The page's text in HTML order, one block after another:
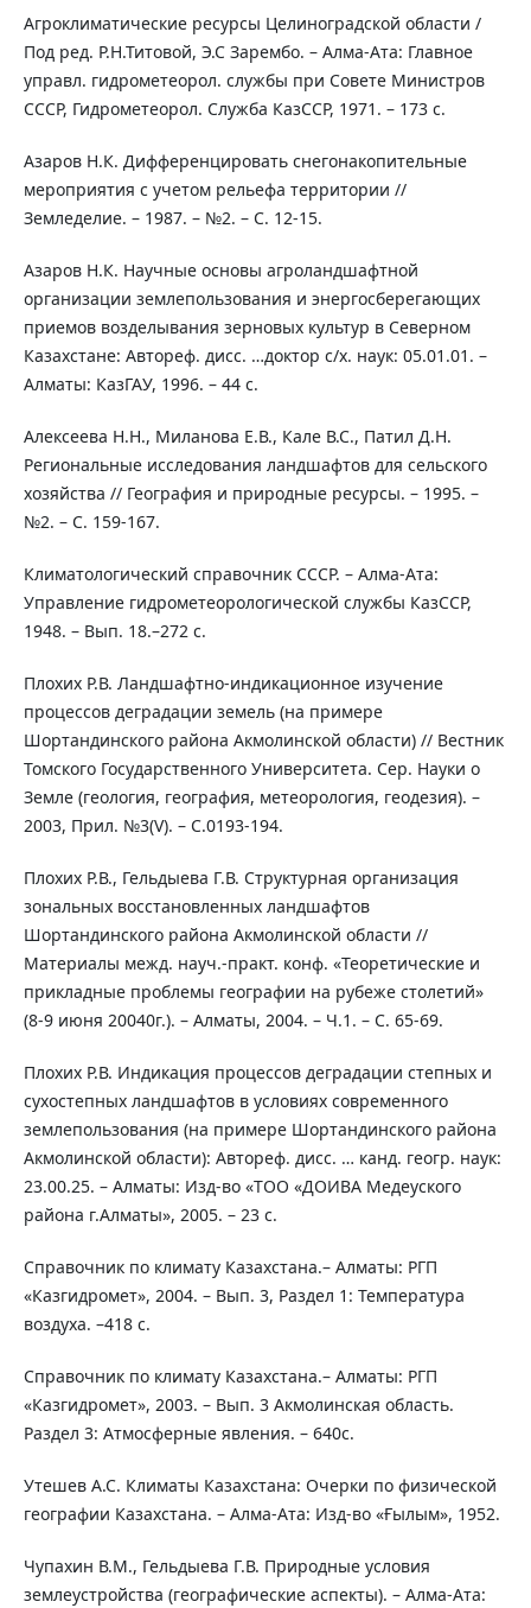
Агроклиматические ресурсы Целиноградской области /
Под ред. Р.Н.Титовой, Э.С Зарембо. – Алма-Ата: Главное
управл. гидрометеорол. службы при Совете Министров
СССР, Гидрометеорол. Служба КазССР, 1971. – 173 с.
Азаров Н.К. Дифференцировать снегонакопительные
мероприятия с учетом рельефа территории //
Земледелие. – 1987. – №2. – С. 12-15.
Азаров Н.К. Научные основы агроландшафтной
организации землепользования и энергосберегающих
приемов возделывания зерновых культур в Северном
Казахстане: Автореф. дисс. …доктор с/х. наук: 05.01.01. –
Алматы: КазГАУ, 1996. – 44 с.
Алексеева Н.Н., Миланова Е.В., Кале В.С., Патил Д.Н.
Региональные исследования ландшафтов для сельского
хозяйства // География и природные ресурсы. – 1995. –
№2. – С. 159-167.
Климатологический справочник СССР. – Алма-Ата:
Управление гидрометеорологической службы КазССР,
1948. – Вып. 18.–272 с.
Плохих Р.В. Ландшафтно-индикационное изучение
процессов деградации земель (на примере
Шортандинского района Акмолинской области) // Вестник
Томского Государственного Университета. Сер. Науки о
Земле (геология, география, метеорология, геодезия). –
2003, Прил. №3(V). – С.0193-194.
Плохих Р.В., Гельдыева Г.В. Структурная организация
зональных восстановленных ландшафтов
Шортандинского района Акмолинской области //
Материалы межд. науч.-практ. конф. «Теоретические и
прикладные проблемы географии на рубеже столетий»
(8-9 июня 20040г.). – Алматы, 2004. – Ч.1. – С. 65-69.
Плохих Р.В. Индикация процессов деградации степных и
сухостепных ландшафтов в условиях современного
землепользования (на примере Шортандинского района
Акмолинской области): Автореф. дисс. … канд. геогр. наук:
23.00.25. – Алматы: Изд-во «ТОО «ДОИВА Медеуского
района г.Алматы», 2005. – 23 с.
Справочник по климату Казахстана.– Алматы: РГП
«Казгидромет», 2004. – Вып. 3, Раздел 1: Температура
воздуха. –418 с.
Справочник по климату Казахстана.– Алматы: РГП
«Казгидромет», 2003. – Вып. 3 Акмолинская область.
Раздел 3: Атмосферные явления. – 640с.
Утешев А.С. Климаты Казахстана: Очерки по физической
географии Казахстана. – Алма-Ата: Изд-во «Ғылым», 1952.
Чупахин В.М., Гельдыева Г.В. Природные условия
землеустройства (географические аспекты). – Алма-Ата: